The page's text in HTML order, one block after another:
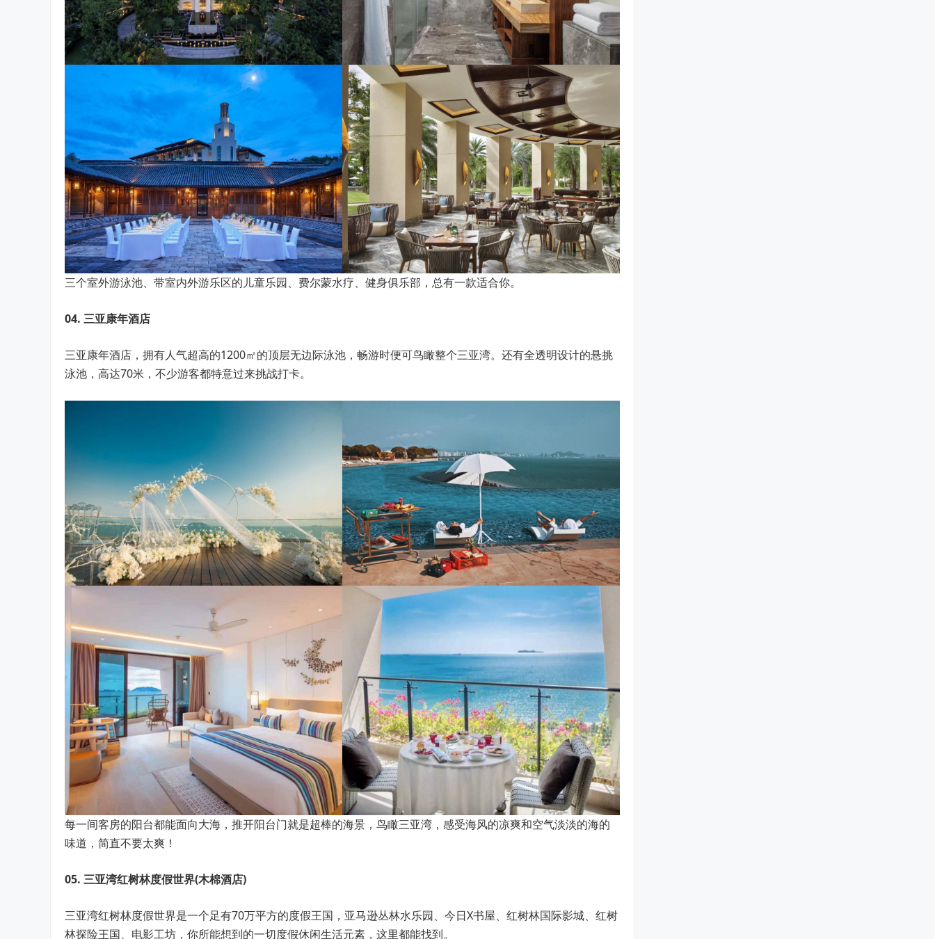
三个室外游泳池、带室内外游乐区的儿童乐园、费尔蒙水疗、健身俱乐部，总有一款适合你。
04. 三亚康年酒店
三亚康年酒店，拥有人气超高的1200㎡的顶层无边际泳池，畅游时便可鸟瞰整个三亚湾。还有全透明设计的悬挑
泳池，高达70米，不少游客都特意过来挑战打卡。
每一间客房的阳台都能面向大海，推开阳台门就是超棒的海景，鸟瞰三亚湾，感受海风的凉爽和空气淡淡的海的
味道，简直不要太爽！
05. 三亚湾红树林度假世界(木棉酒店)
三亚湾红树林度假世界是一个足有70万平方的度假王国，亚马逊丛林水乐园、今日X书屋、红树林国际影城、红树
林探险王国、电影工坊，你所能想到的一切度假休闲生活元素，这里都能找到。